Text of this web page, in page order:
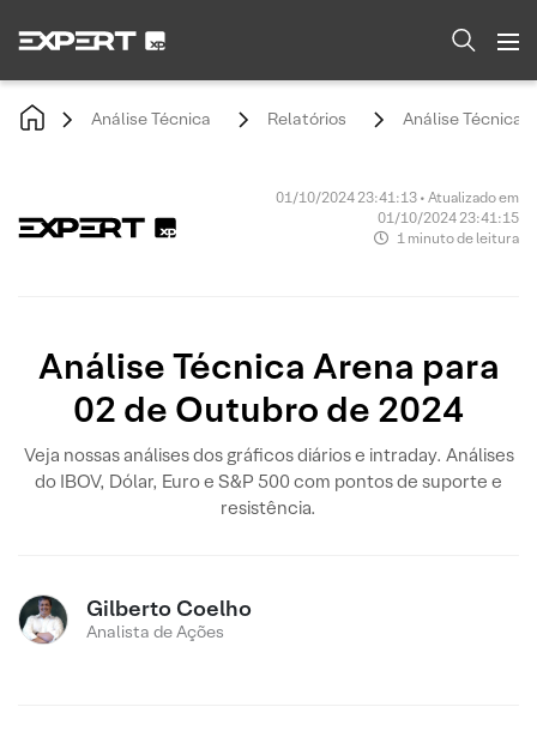
Análise Técnica Relatórios Análise Técnica
01/10/2024 23:41:13 • Atualizado em
01/10/2024 23:41:15
1 minuto de leitura
Análise Técnica Arena para
02 de Outubro de 2024
Veja nossas análises dos gráficos diários e intraday. Análises
do IBOV, Dólar, Euro e S&P 500 com pontos de suporte e
resistência.
Gilberto Coelho
Analista de Ações